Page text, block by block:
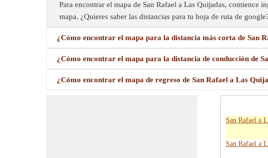
Para encontrar el mapa de San Rafael a Las Quijadas,
mapa. ¿Quieres saber las distancias para tu hoja de ruta de
¿Cómo encontrar el mapa para la distancia más corta de San
¿Cómo encontrar el mapa para la distancia de conducción de
¿Cómo encontrar el mapa de regreso de San Rafael a Las
San Rafael a
San Rafael a